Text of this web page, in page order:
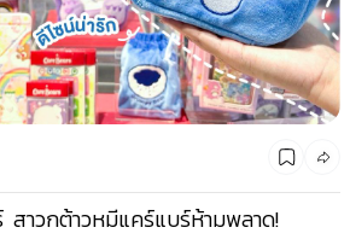
สาวกต้าวหมีแคร์แบร์ห้ามพลาด!